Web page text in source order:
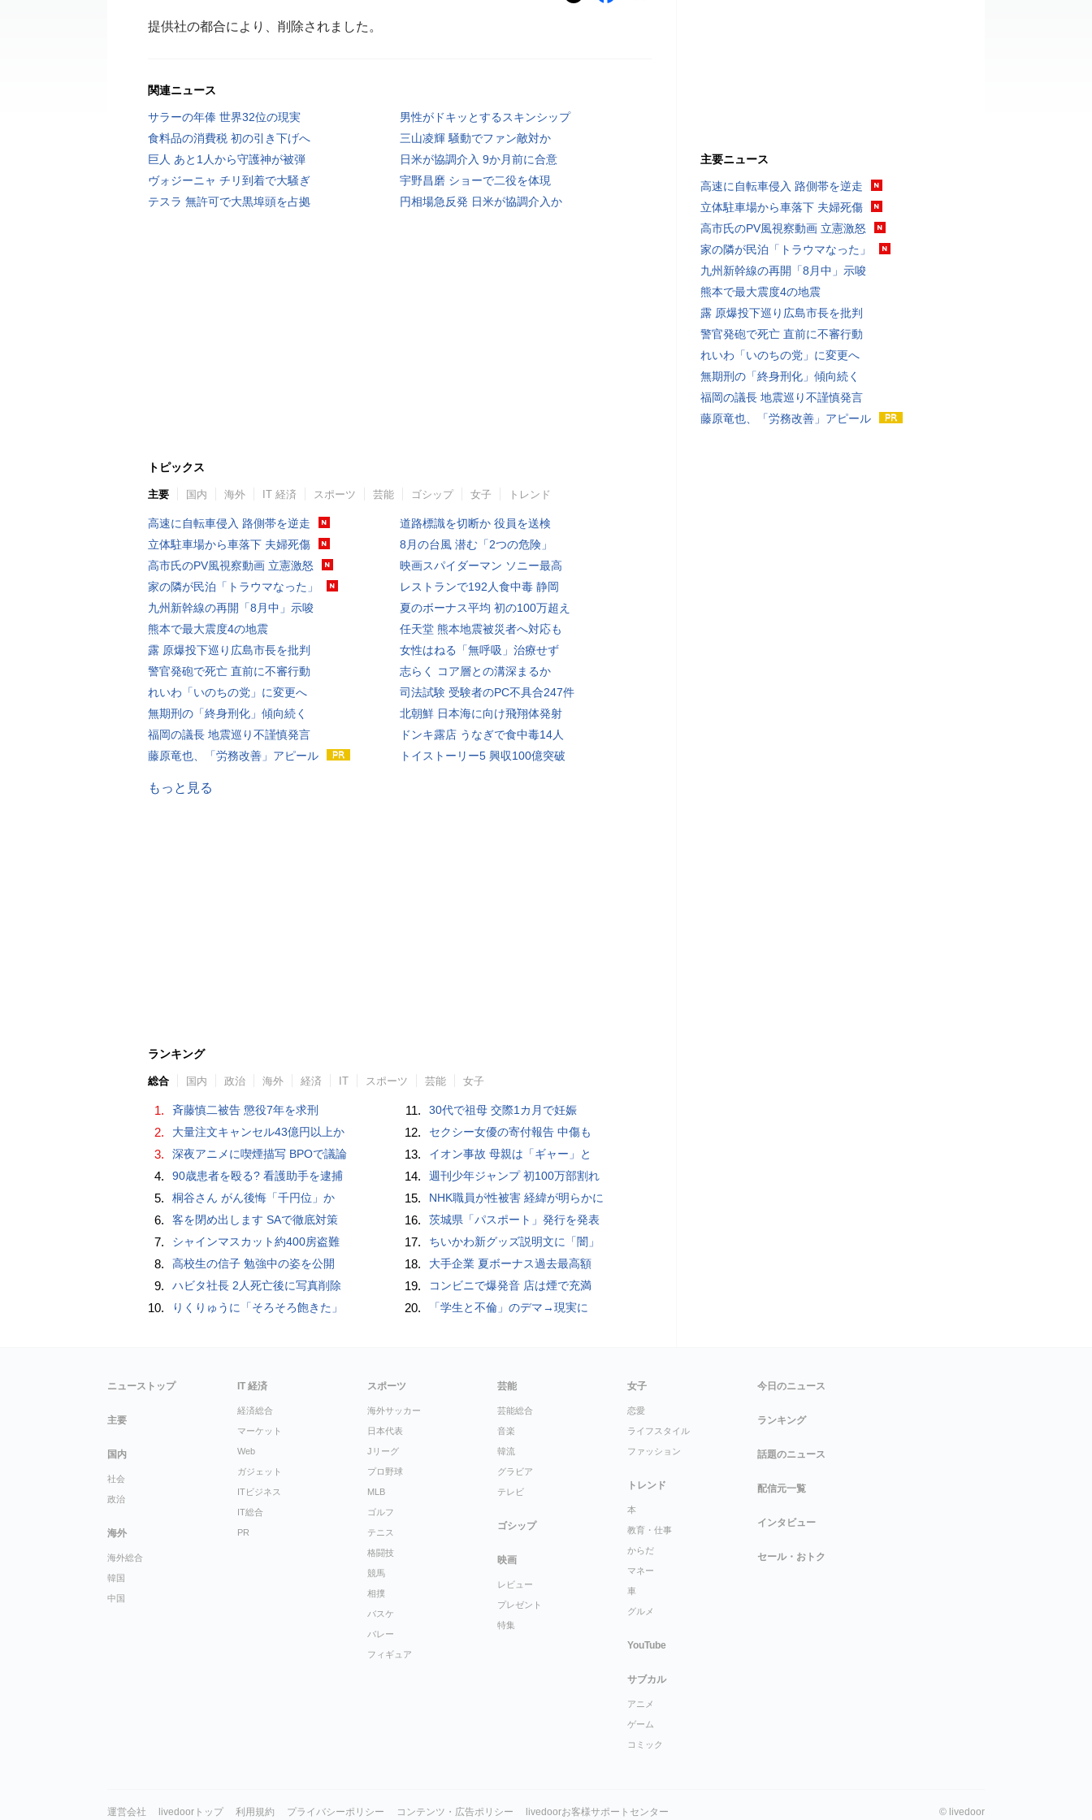
提供社の都合により、削除されました。
関連ニュース
サラーの年俸 世界32位の現実
男性がドキッとするスキンシップ
食料品の消費税 初の引き下げへ
三山凌輝 騒動でファン敵対か
巨人 あと1人から守護神が被弾
日米が協調介入 9か月前に合意
ヴォジーニャ チリ到着で大騒ぎ
宇野昌磨 ショーで二役を体現
テスラ 無許可で大黒埠頭を占拠
円相場急反発 日米が協調介入か
トピックス
主要 国内 海外 IT 経済 スポーツ 芸能 ゴシップ 女子 トレンド
高速に自転車侵入 路側帯を逆走
立体駐車場から車落下 夫婦死傷
高市氏のPV風視察動画 立憲激怒
家の隣が民泊「トラウマなった」
九州新幹線の再開「8月中」示唆
熊本で最大震度4の地震
露 原爆投下巡り広島市長を批判
警官発砲で死亡 直前に不審行動
れいわ「いのちの党」に変更へ
無期刑の「終身刑化」傾向続く
福岡の議長 地震巡り不謹慎発言
藤原竜也、「労務改善」アピール
道路標識を切断か 役員を送検
8月の台風 潜む「2つの危険」
映画スパイダーマン ソニー最高
レストランで192人食中毒 静岡
夏のボーナス平均 初の100万超え
任天堂 熊本地震被災者へ対応も
女性はねる「無呼吸」治療せず
志らく コア層との溝深まるか
司法試験 受験者のPC不具合247件
北朝鮮 日本海に向け飛翔体発射
ドンキ露店 うなぎで食中毒14人
トイストーリー5 興収100億突破
もっと見る
ランキング
総合 国内 政治 海外 経済 IT スポーツ 芸能 女子
1. 斉藤慎二被告 懲役7年を求刑
2. 大量注文キャンセル43億円以上か
3. 深夜アニメに喫煙描写 BPOで議論
4. 90歳患者を殴る? 看護助手を逮捕
5. 桐谷さん がん後悔「千円位」か
6. 客を閉め出します SAで徹底対策
7. シャインマスカット約400房盗難
8. 高校生の信子 勉強中の姿を公開
9. ハビタ社長 2人死亡後に写真削除
10. りくりゅうに「そろそろ飽きた」
11. 30代で祖母 交際1カ月で妊娠
12. セクシー女優の寄付報告 中傷も
13. イオン事故 母親は「ギャー」と
14. 週刊少年ジャンプ 初100万部割れ
15. NHK職員が性被害 経緯が明らかに
16. 茨城県「パスポート」発行を発表
17. ちいかわ新グッズ説明文に「闇」
18. 大手企業 夏ボーナス過去最高額
19. コンビニで爆発音 店は煙で充満
20. 「学生と不倫」のデマ→現実に
主要ニュース
高速に自転車侵入 路側帯を逆走
立体駐車場から車落下 夫婦死傷
高市氏のPV風視察動画 立憲激怒
家の隣が民泊「トラウマなった」
九州新幹線の再開「8月中」示唆
熊本で最大震度4の地震
露 原爆投下巡り広島市長を批判
警官発砲で死亡 直前に不審行動
れいわ「いのちの党」に変更へ
無期刑の「終身刑化」傾向続く
福岡の議長 地震巡り不謹慎発言
藤原竜也、「労務改善」アピール
ニューストップ
主要
国内
社会
政治
海外
海外総合
韓国
中国
IT 経済
経済総合
マーケット
Web
ガジェット
ITビジネス
IT総合
PR
スポーツ
海外サッカー
日本代表
Jリーグ
プロ野球
MLB
ゴルフ
テニス
格闘技
競馬
相撲
バスケ
バレー
フィギュア
芸能
芸能総合
音楽
韓流
グラビア
テレビ
ゴシップ
映画
レビュー
プレゼント
特集
女子
恋愛
ライフスタイル
ファッション
トレンド
本
教育・仕事
からだ
マネー
車
グルメ
YouTube
サブカル
アニメ
ゲーム
コミック
今日のニュース
ランキング
話題のニュース
配信元一覧
インタビュー
セール・おトク
運営会社 livedoorトップ 利用規約 プライバシーポリシー コンテンツ・広告ポリシー livedoorお客様サポートセンター © livedoor